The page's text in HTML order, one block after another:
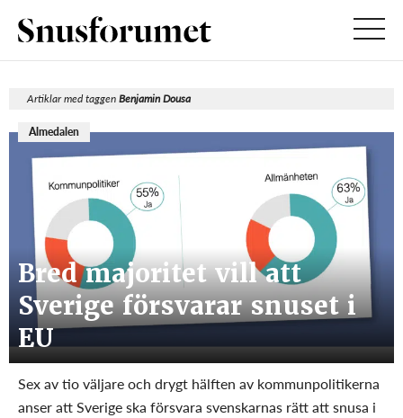
Artiklar med taggenBenjamin Dousa
Almedalen
Bred majoritet vill att
Sverige försvarar snuset i
EU
Sex av tio väljare och drygt hälften av kommunpolitikerna
anser att Sverige ska försvara svenskarnas rätt att snusa i